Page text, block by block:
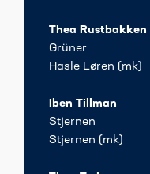
Thea Rustbakken
Grüner
Hasle Løren (mk)
Iben Tillman
Stjernen
Stjernen (mk)